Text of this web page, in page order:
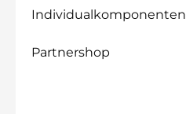
Individualkomponenten
Partnershop